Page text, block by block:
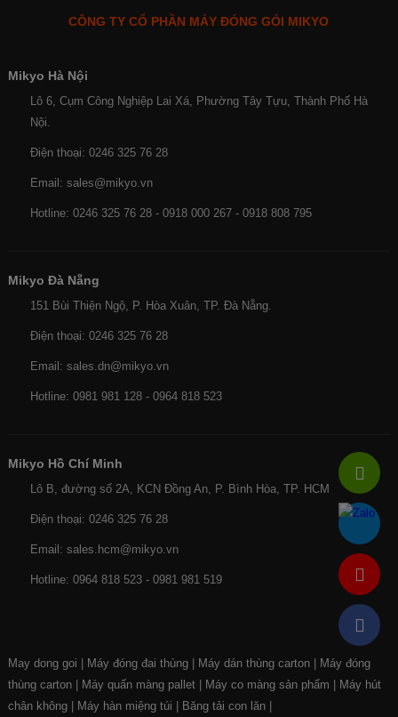
CÔNG TY CỔ PHẦN MÁY ĐÓNG GÓI MIKYO
Mikyo Hà Nội
Lô 6, Cụm Công Nghiệp Lai Xá, Phường Tây Tựu, Thành Phố Hà
Nội.
Điện thoại: 0246 325 76 28
Email: sales@mikyo.vn
Hotline: 0246 325 76 28 - 0918 000 267 - 0918 808 795
Mikyo Đà Nẵng
151 Bùi Thiện Ngộ, P. Hòa Xuân, TP. Đà Nẵng.
Điện thoại: 0246 325 76 28
Email: sales.dn@mikyo.vn
Hotline: 0981 981 128 - 0964 818 523
Mikyo Hồ Chí Minh
Lô B, đường số 2A, KCN Đồng An, P. Bình Hòa, TP. HCM
Điện thoại: 0246 325 76 28
Email: sales.hcm@mikyo.vn
Hotline: 0964 818 523 - 0981 981 519
May dong goi Máy đóng đai thùng| Máy dán thùng carton|
Máy đóng
thùng carton| Máy quấn màng pallet| Máy co màng sản phẩm
Máy hút
chân không| Máy hàn miệng túi Băng tải con lăn|